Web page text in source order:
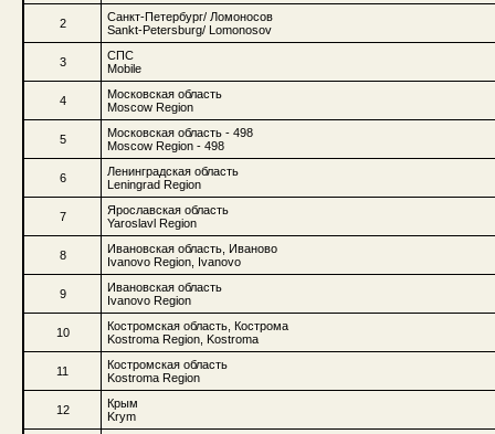
2
Санкт-Петербург/ Ломоносов
Sankt-Petersburg/ Lomonosov
3
СПС
Mobile
4
Московская область
Moscow Region
5
Московская область - 498
Moscow Region - 498
6
Ленинградская область
Leningrad Region
7
Ярославская область
Yaroslavl Region
8
Ивановская область, Иваново
Ivanovo Region, Ivanovo
9
Ивановская область
Ivanovo Region
10
Костромская область, Кострома
Kostroma Region, Kostroma
11
Костромская область
Kostroma Region
12
Крым
Krym